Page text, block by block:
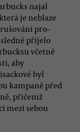
najal
je neblaze
pro-
přijelo
včetně
aby
byl
kampaně před
přičemž
mezi sebou